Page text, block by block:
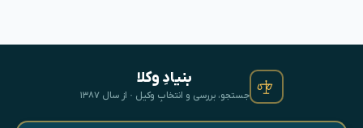
بنیادِ وکلا
جستجو، بررسی و انتخابِ وکیل · از سال ۱۳۸۷